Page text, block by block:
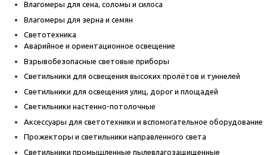
Влагомеры для сена, соломы и силоса
Влагомеры для зерна и семян
Светотехника
Аварийное и ориентационное освещение
Взрывобезопасные световые приборы
Светильники для освещения высоких пролётов и туннелей
Светильники для освещения улиц, дорог и площадей
Светильники настенно-потолочные
Аксессуары для светотехники и вспомогательное оборудование
Прожекторы и светильники направленного света
Светильники промышленные пылевлагозащищенные